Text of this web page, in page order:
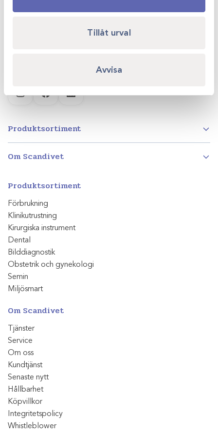
Tillåt urval
Avvisa
InstagramFacebook
LinkedIn
Produktsortiment
Om Scandivet
Produktsortiment
Förbrukning
Klinikutrustning
Kirurgiska instrument
Dental
Bilddiagnostik
Obstetrik och gynekologi
Semin
Miljösmart
Om Scandivet
Tjänster
Service
Om oss
Kundtjänst
Senaste nytt
Hållbarhet
Köpvillkor
Integritetspolicy
Whistleblower